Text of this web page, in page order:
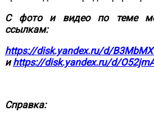
С фото и видео по теме
ссылкам:
https://disk.yandex.ru/d/
иhttps://disk.yandex.ru/d/
Справка: